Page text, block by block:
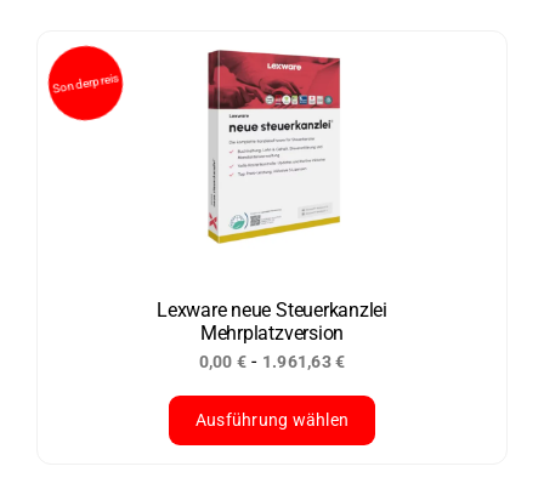
mehrere
Varianten
Optionen
können
der
Produktseite
gewählt
werden
Lexware neue Steuerkanzlei
Mehrplatzversion
0,00 € - 1.961,63€
Ausführung wählen